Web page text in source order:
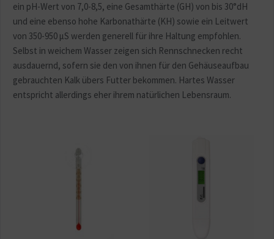
ein pH-Wert von 7,0-8,5, eine Gesamthärte (GH) von bis 30°dH
und eine ebenso hohe Karbonathärte (KH) sowie ein Leitwert
von 350-950 µS werden generell für ihre Haltung empfohlen.
Selbst in weichem Wasser zeigen sich Rennschnecken recht
ausdauernd, sofern sie den von ihnen für den Gehäuseaufbau
gebrauchten Kalk übers Futter bekommen. Hartes Wasser
entspricht allerdings eher ihrem natürlichen Lebensraum.